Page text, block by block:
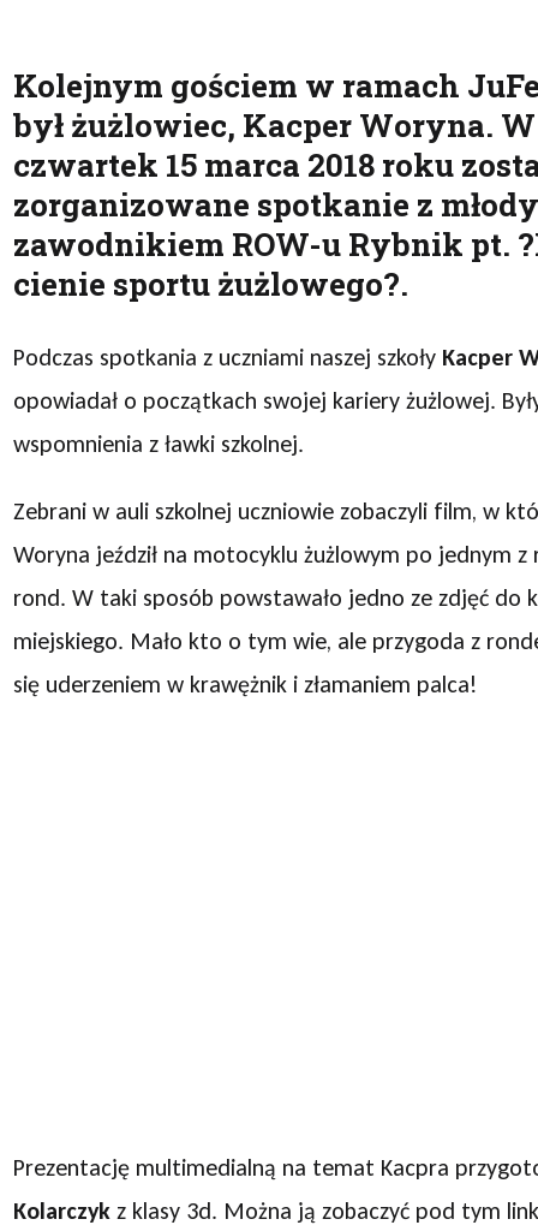
Kolejnym gościem w ramach
był żużlowiec, Kacper Woryna. W
czwartek 15 marca 2018 roku
zorganizowane spotkanie z
zawodnikiem ROW-u Rybnik pt.
cienie sportu żużlowego?.
Podczas spotkania z uczniami naszej szkoły Kacper
opowiadał o początkach swojej kariery żużlowej.
wspomnienia z ławki szkolnej.
Zebrani w auli szkolnej uczniowie zobaczyli film, w
Woryna jeździł na motocyklu żużlowym po jednym z
rond. W taki sposób powstawało jedno ze zdjęć do
miejskiego. Mało kto o tym wie, ale przygoda z
się uderzeniem w krawężnik i złamaniem palca!
Prezentację multimedialną na temat Kacpra
Kolarczyk z klasy 3d. Można ją zobaczyć pod tym